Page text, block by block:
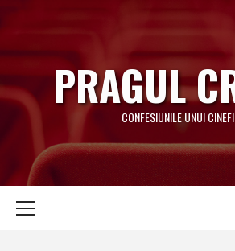
to
content
PRAGUL
CONFESIUNILE UNUI